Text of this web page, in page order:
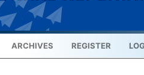
ARCHIVES REGISTER